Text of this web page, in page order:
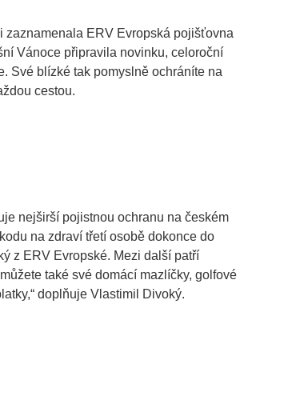
zaznamenala ERV Evropská pojišťovna
Vánoce připravila novinku, celoroční
Své blízké tak pomyslně ochráníte na
cestou.
nejširší pojistnou ochranu na českém
na zdraví třetí osobě dokonce do
z ERV Evropské. Mezi další patří
také své domácí mazlíčky, golfové
doplňuje Vlastimil Divoký.